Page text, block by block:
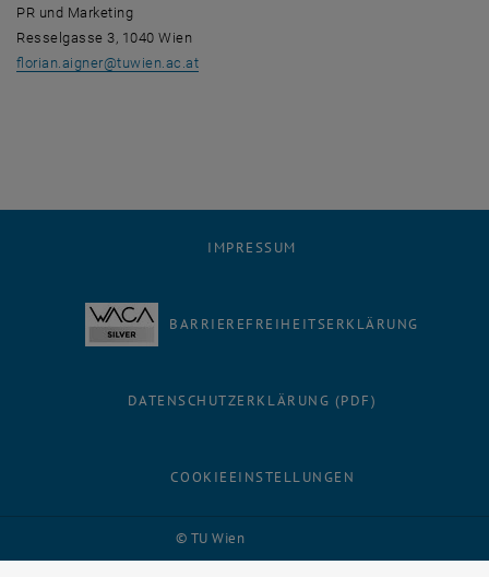
PR und Marketing
Resselgasse 3, 1040 Wien
florian.aigner@tuwien.ac.at
© TU Wien
IMPRESSUM
BARRIEREFREIHEITSERKLÄRUNG
DATENSCHUTZERKLÄRUNG (PDF)
COOKIEEINSTELLUNGEN